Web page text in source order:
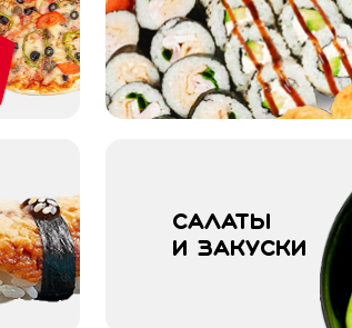
Салаты
и закуски